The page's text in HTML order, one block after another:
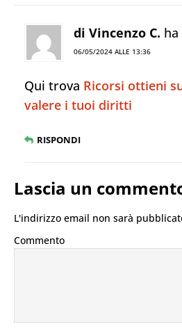
di Vincenzo C.
06/05/2024 ALLE 13:36
Qui trova Ricorsi ottieni
valere i tuoi diritti
RISPONDI
Lascia un
L'indirizzo email non sarà
Commento